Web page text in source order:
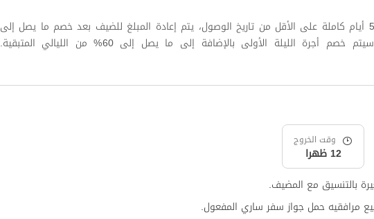
في حال إلغاء الحجز قبل 5 أيام كاملة على الأقل من تاريخ الوصول، يتم إعادة المبلغ للضيف بعد خصم ما يصل إلى
وقت الخروج
12 ظهرا
بالتنسيق مع المضيف.
مرافقيه حمل جواز سفر ساري المفعول.